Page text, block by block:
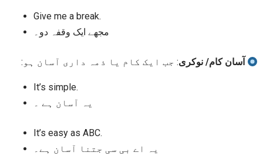
Give me a break.
مجھے ایک وقفہ دو۔
آسان کام/ نوکری: جب ایک کام یا ذمہ داری آسان ہو:
It’s simple.
یہ آسان ہے ۔
It’s easy as ABC.
یہ اے بی سی جتنا آسان ہے۔